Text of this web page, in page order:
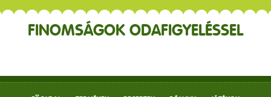
FINOMSÁGOK ODAFIGYELÉSSEL